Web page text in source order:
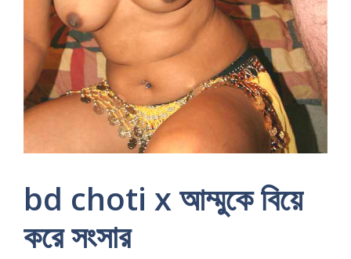
bd choti x আম্মুকে বিয়ে
করে সংসার